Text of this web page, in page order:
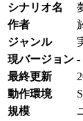
シナリオ名
作者
ジャンル
現バージョン -
最終更新
動作環境
規模